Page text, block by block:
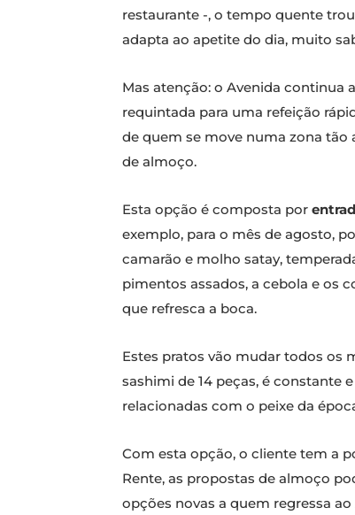
restaurante -, o tempo quente
adapta ao apetite do dia, muito
Mas atenção: o Avenida continua
requintada para uma refeição
de quem se move numa zona tão
de almoço.
Esta opção é composta por
exemplo, para o mês de agosto,
camarão e molho satay,
pimentos assados, a cebola e os
que refresca a boca.
Estes pratos vão mudar todos os
sashimi de 14 peças, é constante
relacionadas com o peixe da
Com esta opção, o cliente tem a
Rente, as propostas de almoço
opções novas a quem regressa